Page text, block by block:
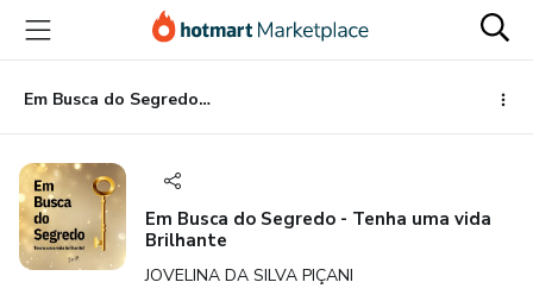
para
conteúdo
principal
para
pagamento
para
rodapé
Em Busca do Segredo - Tenha uma vida Brilhante
Em Busca do Segredo - Tenha uma vida
Brilhante
JOVELINA DA SILVA PIÇANI